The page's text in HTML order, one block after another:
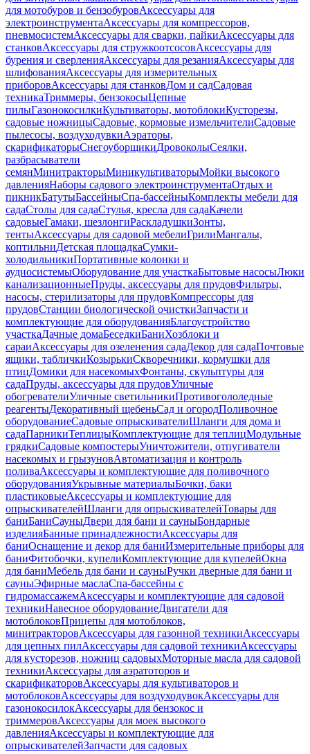
для мотобуров и бензобуровАксессуары для
электроинструментаАксессуары для компрессоров,
пневмосистемАксессуары для сварки, пайкиАксессуары для
станковАксессуары для стружкоотсосовАксессуары для
бурения и сверленияАксессуары для резанияАксессуары для
шлифованияАксессуары для измерительных
приборовАксессуары для станковДом и садСадовая
техникаТриммеры, бензокосыЦепные
пилыГазонокосилкиКультиваторы, мотоблокиКусторезы,
садовые ножницыСадовые, кормовые измельчителиСадовые
пылесосы, воздуходувкиАэраторы,
скарификаторыСнегоуборщикиДровоколыСеялки,
разбрасыватели
семянМинитракторыМиникультиваторыМойки высокого
давленияНаборы садового электроинструментаОтдых и
пикникБатутыБассейныСпа-бассейныКомплекты мебели для
садаСтолы для садаСтулья, кресла для садаКачели
садовыеГамаки, шезлонгиРаскладушкиЗонты,
тентыАксессуары для садовой мебелиГрилиМангалы,
коптильниДетская площадкаСумки-
холодильникиПортативные колонки и
аудиосистемыОборудование для участкаБытовые насосыЛюки
канализационныеПруды, аксессуары для прудовФильтры,
насосы, стерилизаторы для прудовКомпрессоры для
прудовСтанции биологической очисткиЗапчасти и
комплектующие для оборудованияБлагоустройство
участкаДачные домаБеседкиБаниХозблоки и
сараиАксессуары для озеленения садаДекор для садаПочтовые
ящики, табличкиКозырькиСкворечники, кормушки для
птицДомики для насекомыхФонтаны, скульптуры для
садаПруды, аксессуары для прудовУличные
обогревателиУличные светильникиПротивогололедные
реагентыДекоративный щебеньСад и огородПоливочное
оборудованиеСадовые опрыскивателиШланги для дома и
садаПарникиТеплицыКомплектующие для теплицМодульные
грядкиСадовые компостерыУничтожители, отпугиватели
насекомых и грызуновАвтоматизация и контроль
поливаАксессуары и комплектующие для поливочного
оборудованияУкрывные материалыБочки, баки
пластиковыеАксессуары и комплектующие для
опрыскивателейШланги для опрыскивателейТовары для
баниБаниСауныДвери для бани и сауныБондарные
изделияБанные принадлежностиАксессуары для
баниОснащение и декор для баниИзмерительные приборы для
баниФитобочки, купелиКомплектующие для купелейОкна
для баниМебель для бани и сауныРучки дверные для бани и
сауныЭфирные маслаСпа-бассейны с
гидромассажемАксессуары и комплектующие для садовой
техникиНавесное оборудованиеДвигатели для
мотоблоковПрицепы для мотоблоков,
минитракторовАксессуары для газонной техникиАксессуары
для цепных пилАксессуары для садовой техникиАксессуары
для кусторезов, ножниц садовыхМоторные масла для садовой
техникиАксессуары для аэратоторов и
скарификаторовАксессуары для культиваторов и
мотоблоковАксессуары для воздуходувокАксессуары для
газонокосилокАксессуары для бензокос и
триммеровАксессуары для моек высокого
давленияАксессуары и комплектующие для
опрыскивателейЗапчасти для садовых